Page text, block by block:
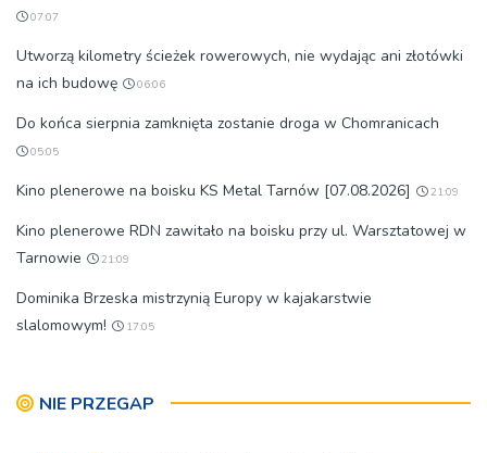
07:07
Utworzą kilometry ścieżek rowerowych, nie wydając ani złotówki
na ich budowę
06:06
Do końca sierpnia zamknięta zostanie droga w Chomranicach
05:05
Kino plenerowe na boisku KS Metal Tarnów [07.08.2026] 21:09
Kino plenerowe RDN zawitało na boisku przy ul. Warsztatowej w
Tarnowie
21:09
Dominika Brzeska mistrzynią Europy w kajakarstwie
slalomowym!
17:05
NIE PRZEGAP